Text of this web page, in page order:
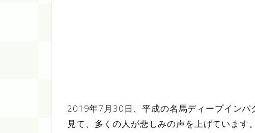
2019年7月30日、平成の名馬ディープイン
見て、多くの人が悲しみの声を上げています。